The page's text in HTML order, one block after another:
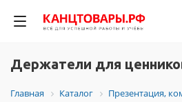
Держатели для
Главная Каталог
Презентация,